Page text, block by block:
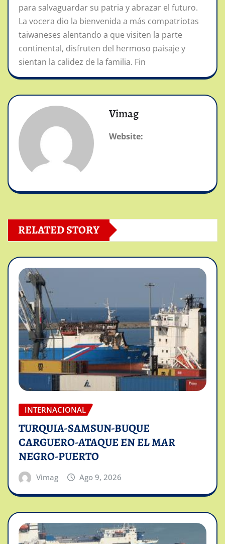
para salvaguardar su patria y abrazar el futuro.
La vocera dio la bienvenida a más compatriotas
taiwaneses alentando a que visiten la parte
continental, disfruten del hermoso paisaje y
sientan la calidez de la familia. Fin
Vimag
Website:
RELATED STORY
INTERNACIONAL
TURQUIA-SAMSUN-BUQUE
CARGUERO-ATAQUE EN EL MAR
NEGRO-PUERTO
Vimag Ago 9, 2026